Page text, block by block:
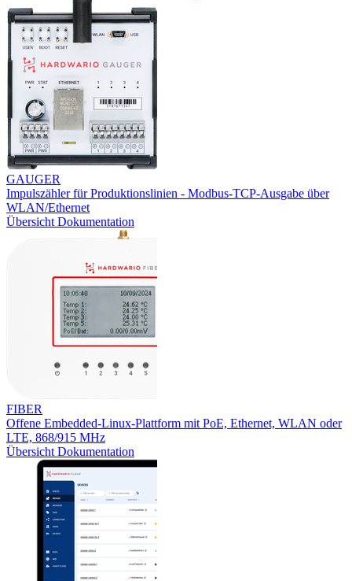
GAUGER
Impulszähler für Produktionslinien - Modbus-TCP-Ausgabe über
WLAN/Ethernet
Übersicht Dokumentation
FIBER
Offene Embedded-Linux-Plattform mit PoE, Ethernet, WLAN oder
LTE, 868/915 MHz
Übersicht Dokumentation